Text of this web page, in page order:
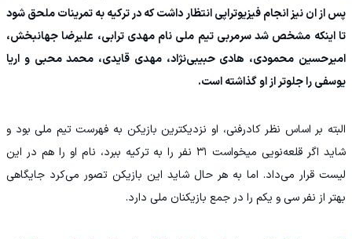
پس از ان نیز انجام فیزیوتراپی انتظار داشت که در ترکیه به تمرینات ملحق شود
تا اینکه مشخص شد سرمربی تیم ملی نام مهدی ترابی، علیرضا جهانبخش،
امیرحسین محمودی، هادی حبیبی‌نژاد، مهدی قایدی، محمد محبی و اریا
یوسفی را جلوتر از او گذاشته است.
البته بر اساس نظر کادرفنی، او نزدیکترین بازیکن به فهرست تیم ملی بود و
شاید اگر قلعه‌نویی میخواست ۳۱ نفر را به ترکیه ببرد، نام او را هم در این
لیست قرار می‌داد. اما به هر حال شاید این بازیکن تصور می‌کرد جایگاهی
بهتر از نفر سی و یکم را در جمع بازیکنان ملی دارد.